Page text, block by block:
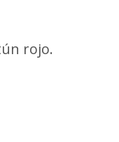
rojo.